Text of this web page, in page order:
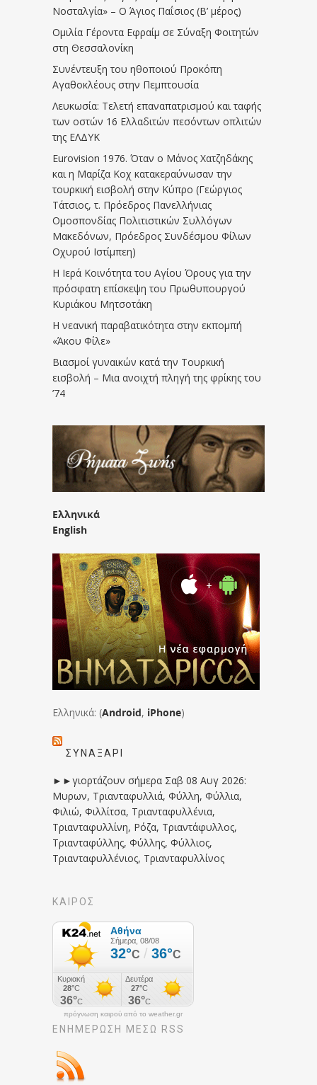
Νοσταλγία» – Ο Άγιος Παΐσιος (Β’ μέρος)
Ομιλία Γέροντα Εφραίμ σε Σύναξη Φοιτητών
στη Θεσσαλονίκη
Συνέντευξη του ηθοποιού Προκόπη
Αγαθοκλέους στην Πεμπτουσία
Λευκωσία: Τελετή επαναπατρισμού και ταφής
των οστών 16 Ελλαδιτών πεσόντων οπλιτών
της ΕΛΔΥΚ
Eurovision 1976. Όταν ο Μάνος Χατζηδάκης
και η Μαρίζα Κοχ κατακεραύνωσαν την
τουρκική εισβολή στην Κύπρο (Γεώργιος
Τάτσιος, τ. Πρόεδρος Πανελλήνιας
Ομοσπονδίας Πολιτιστικών Συλλόγων
Μακεδόνων, Πρόεδρος Συνδέσμου Φίλων
Οχυρού Ιστίμπεη)
Η Ιερά Κοινότητα του Αγίου Όρους για την
πρόσφατη επίσκεψη του Πρωθυπουργού
Κυριάκου Μητσοτάκη
Η νεανική παραβατικότητα στην εκπομπή
«Άκου Φίλε»
Βιασμοί γυναικών κατά την Τουρκική
εισβολή – Μια ανοιχτή πληγή της φρίκης του
’74
Ελληνικά
English
Ελληνικά: (Android, iPhone)
ΣΥΝΑΞΆΡΙ
►►γιορτάζουν σήμερα Σαβ 08 Αυγ 2026:
Μυρων, Τριανταφυλλιά, Φύλλη, Φύλλια,
Φιλιώ, Φιλλίτσα, Τριανταφυλλένια,
Τριανταφυλλίνη, Ρόζα, Τριαντάφυλλος,
Τριανταφύλλης, Φύλλης, Φύλλιος,
Τριανταφυλλένιος, Τριανταφυλλίνος
ΚΑΙΡΟΣ
πρόγνωση καιρού από το weather.gr
ΕΝΗΜΈΡΩΣΉ ΜΕΣΩ RSS